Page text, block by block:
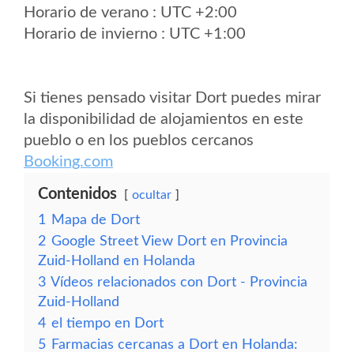
Horario de verano : UTC +2:00
Horario de invierno : UTC +1:00
Si tienes pensado visitar Dort puedes mirar
la disponibilidad de alojamientos en este
pueblo o en los pueblos cercanos
Booking.com
Contenidos ocultar
1
Mapa de Dort
2 Google Street View Dort en Provincia
Zuid-Holland en Holanda
3 Vídeos relacionados con Dort - Provincia
Zuid-Holland
4 el tiempo en Dort
5 Farmacias cercanas a Dort en Holanda: